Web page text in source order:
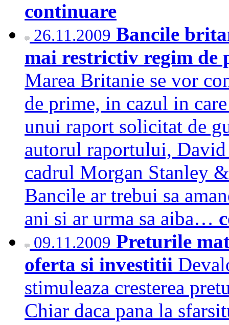
continuare
26.11.2009 Bancile
mai restrictiv regim de
Marea Britanie se vor
de prime, in cazul in
unui raport solicitat de
autorul raportului,
cadrul Morgan Stanley
Bancile ar trebui sa
ani si ar urma sa aiba…
09.11.2009 Preturile
oferta si investitii
stimuleaza cresterea
Chiar daca pana la